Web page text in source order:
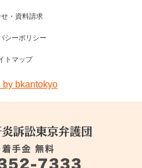
・資料請求
シーポリシー
トマップ
by bkantokyo